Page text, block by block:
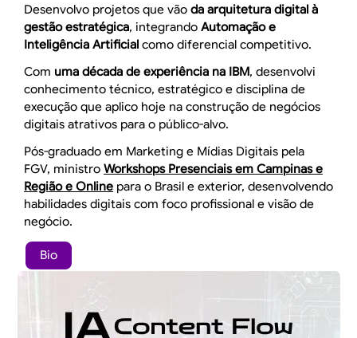
Desenvolvo projetos que vão da arquitetura digital à
gestão estratégica, integrando Automação e
Inteligência Artificial como diferencial competitivo.
Com uma década de experiência na IBM, desenvolvi
conhecimento técnico, estratégico e disciplina de
execução que aplico hoje na construção de negócios
digitais atrativos para o público-alvo.
Pós-graduado em Marketing e Mídias Digitais pela
FGV, ministro Workshops Presenciais em Campinas e
Região e Online para o Brasil e exterior, desenvolvendo
habilidades digitais com foco profissional e visão de
negócio.
Bio